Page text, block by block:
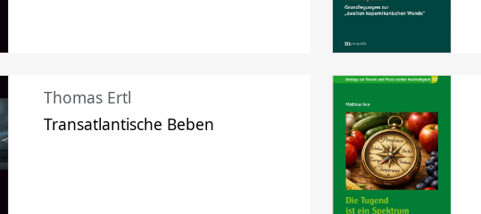
Thomas Ertl
Transatlantische Beben